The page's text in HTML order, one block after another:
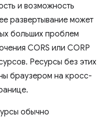
и возможность
развертывание может
больших проблем
CORS или CORP
Ресурсы без этих
браузером на кросс-
обычно